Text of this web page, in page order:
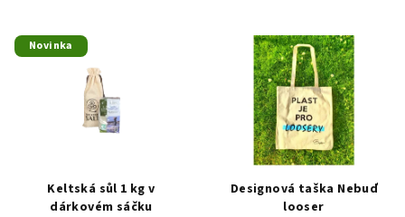
Novinka
Keltská sůl 1 kg v
dárkovém sáčku
Designová taška Nebuď
looser